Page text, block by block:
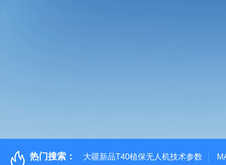
热门搜索： 大疆新品T40植保无人机技术参数